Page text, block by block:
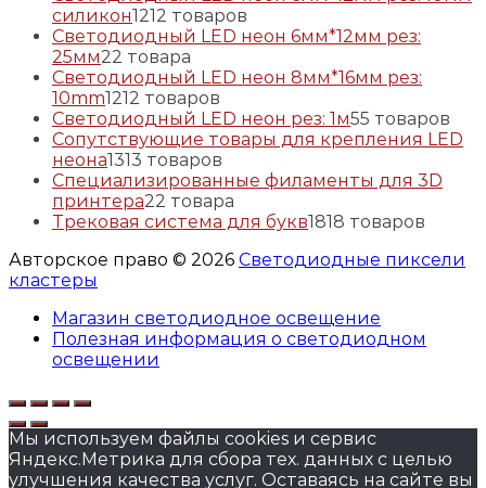
силикон1212 товаров
Светодиодный LED неон 6мм*12мм рез:
25мм22 товара
Светодиодный LED неон 8мм*16мм рез:
10mm1212 товаров
Светодиодный LED неон рез: 1м55 товаров
Сопутствующие товары для крепления LED
неона1313 товаров
Специализированные филаменты для 3D
принтера22 товара
Трековая система для букв1818 товаров
Авторское право © 2026 Светодиодные пиксели
кластеры
Магазин светодиодное освещение
Полезная информация о светодиодном
освещении
Мы используем файлы cookies и сервис
Яндекс.Метрика для сбора тех. данных с целью
улучшения качества услуг. Оставаясь на сайте вы